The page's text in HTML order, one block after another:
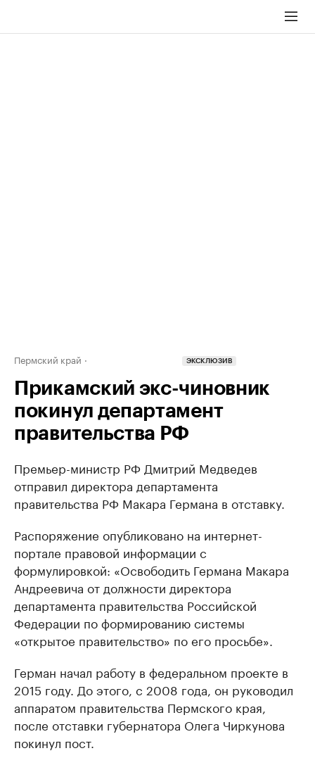
Пермский край ЭКСКЛЮЗИВ
Прикамский экс-чиновник
покинул департамент
правительства РФ
Премьер-министр РФ Дмитрий Медведев
отправил директора департамента
правительства РФ Макара Германа в отставку.
Распоряжение опубликовано на интернет-
портале правовой информации с
формулировкой: «Освободить Германа Макара
Андреевича от должности директора
департамента правительства Российской
Федерации по формированию системы
«открытое правительство» по его просьбе».
Герман начал работу в федеральном проекте в
2015 году. До этого, с 2008 года, он руководил
аппаратом правительства Пермского края,
после отставки губернатора Олега Чиркунова
покинул пост.